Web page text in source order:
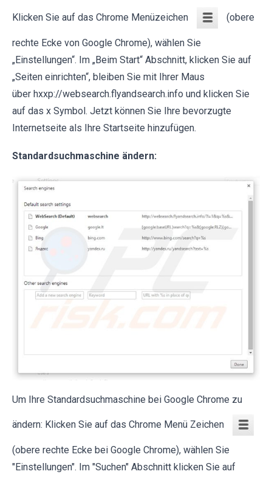
Klicken Sie auf das Chrome Menüzeichen (obere
rechte Ecke von Google Chrome), wählen Sie
„Einstellungen“. Im „Beim Start“ Abschnitt, klicken Sie auf
„Seiten einrichten“, bleiben Sie mit Ihrer Maus
über hxxp://websearch.flyandsearch.info und klicken Sie
auf das x Symbol. Jetzt können Sie Ihre bevorzugte
Internetseite als Ihre Startseite hinzufügen.
Standardsuchmaschine ändern:
Um Ihre Standardsuchmaschine bei Google Chrome zu
ändern: Klicken Sie auf das Chrome Menü Zeichen
(obere rechte Ecke bei Google Chrome), wählen Sie
"Einstellungen". Im "Suchen" Abschnitt klicken Sie auf